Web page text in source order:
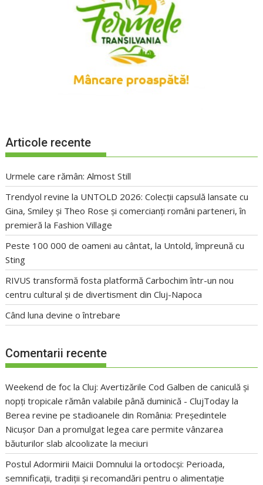
Articole recente
Urmele care rămân: Almost Still
Trendyol revine la UNTOLD 2026: Colecții capsulă lansate cu
Gina, Smiley și Theo Rose și comercianți români parteneri, în
premieră la Fashion Village
Peste 100 000 de oameni au cântat, la Untold, împreună cu
Sting
RIVUS transformă fosta platformă Carbochim într-un nou
centru cultural și de divertisment din Cluj-Napoca
Când luna devine o întrebare
Comentarii recente
Weekend de foc la Cluj: Avertizările Cod Galben de caniculă și
nopți tropicale rămân valabile până duminică - ClujToday la
Berea revine pe stadioanele din România: Președintele
Nicușor Dan a promulgat legea care permite vânzarea
băuturilor slab alcoolizate la meciuri
Postul Adormirii Maicii Domnului la ortodocși: Perioada,
semnificații, tradiții și recomandări pentru o alimentație